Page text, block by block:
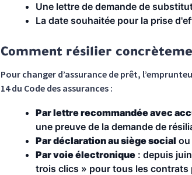
Une lettre de demande de
La date souhaitée pour la prise
Comment résilier
Pour changer d’assurance de prêt,
14 du Code des assurances :
Par lettre recommandée avec
une preuve de la demande de
Par déclaration au siège social ou
Par voie électronique : depuis
trois clics » pour tous les